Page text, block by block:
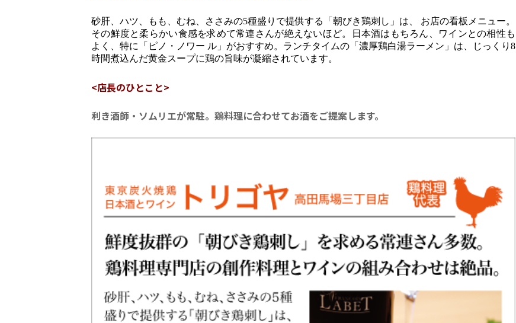
砂肝、ハツ、もも、むね、ささみの5種盛りで提供する「朝びき鶏刺し」は、 お店の看板メニュー。
その鮮度と柔らかい食感を求めて常連さんが絶えないほど。日本酒はもちろん、ワインとの相性も
よく、特に「ピノ・ノワー ル」がおすすめ。ランチタイムの「濃厚鶏白湯ラーメン」は、じっくり8
時間煮込んだ黄金スープに鶏の旨味が凝縮されています。
<店長のひとこと>
利き酒師・ソムリエが常駐。鶏料理に合わせてお酒をご提案します。